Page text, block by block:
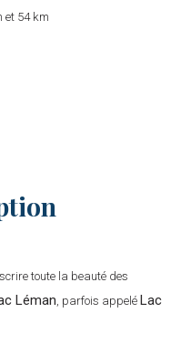
et 54 km
toute la beauté des
Léman , parfois appelé Lac